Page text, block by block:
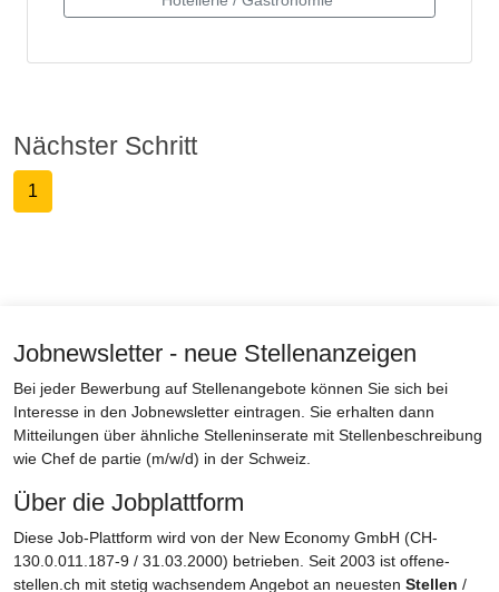
Nächster Schritt
1
Jobnewsletter - neue Stellenanzeigen
Bei jeder Bewerbung auf Stellenangebote können Sie sich bei
Interesse in den Jobnewsletter eintragen. Sie erhalten dann
Mitteilungen über ähnliche Stelleninserate mit Stellenbeschreibung
wie Chef de partie (m/w/d) in der Schweiz.
Über die Jobplattform
Diese Job-Plattform wird von der New Economy GmbH (CH-
130.0.011.187-9 / 31.03.2000) betrieben. Seit 2003 ist offene-
stellen.ch mit stetig wachsendem Angebot an neuesten Stellen /